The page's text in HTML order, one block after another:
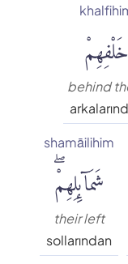
Şaban Piriş
Shaban Britch
Suat Yıldırım
Süleyman Ateş
خَلْفِهِمْ
behind
shamāilihim
شَمَآئِلِهِمْۖ
their left
sollarından